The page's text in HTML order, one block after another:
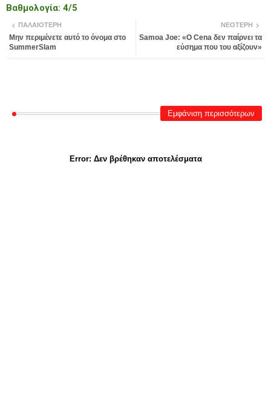
Βαθμολογία: 4/5
ΝΕΌΤΕΡΗ
Samoa Joe: «Ο Cena δεν παίρνει τα
εύσημα που του αξίζουν»
ΠΑΛΑΙΌΤΕΡΗ
Μην περιμένετε αυτό το όνομα στο
SummerSlam
Εμφάνιση περισσότερων
Error: Δεν βρέθηκαν αποτελέσματα